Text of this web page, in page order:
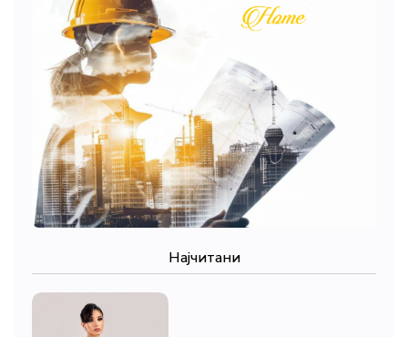
Најчитани